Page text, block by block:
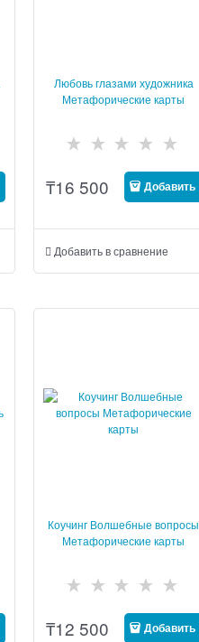
Любовь глазами художника
Метафорические карты
₸16 500 Добавить
Добавить в сравнение
Коучинг Волшебные вопросы
Метафорические карты
₸12 500 Добавить